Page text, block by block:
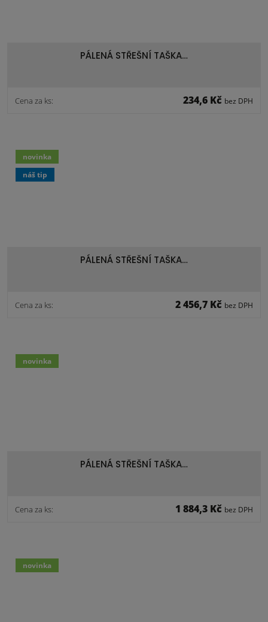
PÁLENÁ STŘEŠNÍ TAŠKA…
Cena za ks: 234,6 Kč bez DPH
PÁLENÁ STŘEŠNÍ TAŠKA…
Cena za ks: 2 456,7 Kč bez DPH
novinka
náš tip
PÁLENÁ STŘEŠNÍ TAŠKA…
Cena za ks: 1 884,3 Kč bez DPH
novinka
novinka